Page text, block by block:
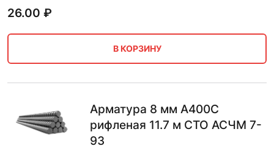
26.00 ₽
В КОРЗИНУ
Арматура 8 мм А400С
рифленая 11.7 м СТО АСЧМ 7-
93